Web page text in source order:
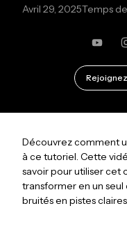
Avril 29, 2025Temps
Découvrez comment
à ce tutoriel. Cette
savoir pour utiliser
transformer en un
bruités en pistes